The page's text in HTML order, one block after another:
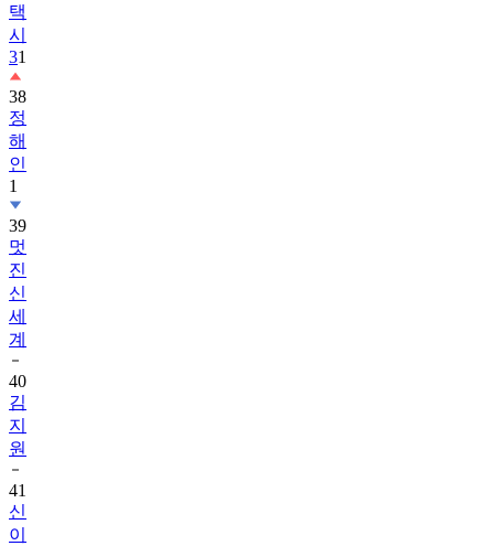
택
시
31
38
정
해
인
1
39
멋
진
신
세
계
40
김
지
원
41
신
이